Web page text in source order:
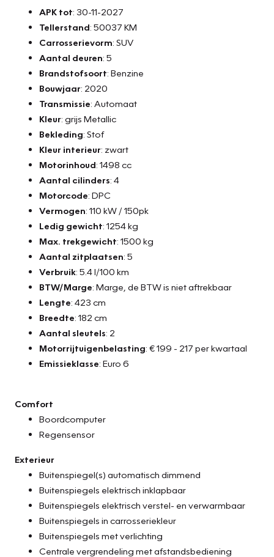
APK tot: 30-11-2027
Tellerstand: 50037 KM
Carrosserievorm: SUV
Aantal deuren: 5
Brandstofsoort: Benzine
Bouwjaar: 2020
Transmissie: Automaat
Kleur: grijs Metallic
Bekleding: Stof
Kleur interieur: zwart
Motorinhoud: 1498 cc
Aantal cilinders: 4
Motorcode: DPC
Vermogen: 110 kW / 150pk
Ledig gewicht: 1254 kg
Max. trekgewicht: 1500 kg
Aantal zitplaatsen: 5
Verbruik: 5.4 l/100 km
BTW/Marge: Marge, de BTW is niet aftrekbaar
Lengte: 423 cm
Breedte: 182 cm
Aantal sleutels: 2
Motorrijtuigenbelasting: € 199 - 217 per kwartaal
Emissieklasse: Euro 6
Comfort
Boordcomputer
Regensensor
Exterieur
Buitenspiegel(s) automatisch dimmend
Buitenspiegels elektrisch inklapbaar
Buitenspiegels elektrisch verstel- en verwarmbaar
Buitenspiegels in carrosseriekleur
Buitenspiegels met verlichting
Centrale vergrendeling met afstandsbediening